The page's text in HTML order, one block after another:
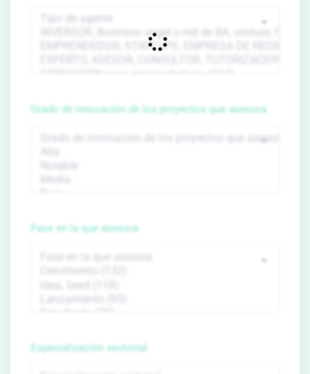
Grado de innovación de los proyectos que asesora
Fase en la que asesora
Especialización sectorial